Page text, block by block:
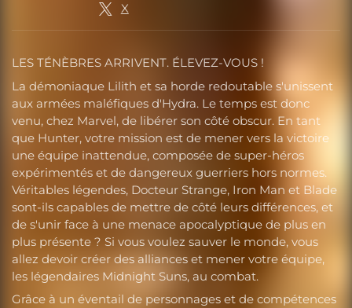
LES TÉNÈBRES ARRIVENT. ÉLEVEZ-VOUS !
La démoniaque Lilith et sa horde redoutable s'unissent
aux armées maléfiques d'Hydra. Le temps est donc
venu, chez Marvel, de libérer son côté obscur. En tant
que Hunter, votre mission est de mener vers la victoire
une équipe inattendue, composée de super-héros
expérimentés et de dangereux guerriers hors normes.
Véritables légendes, Docteur Strange, Iron Man et Blade
sont-ils capables de mettre de côté leurs différences, et
de s'unir face à une menace apocalyptique de plus en
plus présente ? Si vous voulez sauver le monde, vous
allez devoir créer des alliances et mener votre équipe,
les légendaires Midnight Suns, au combat.
Grâce à un éventail de personnages et de compétences
X